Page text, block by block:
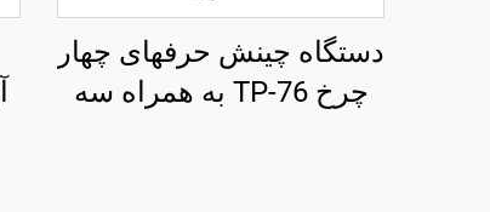
دستگاه چینش حرفهای چهار
چرخ TP-76 به همراه سه